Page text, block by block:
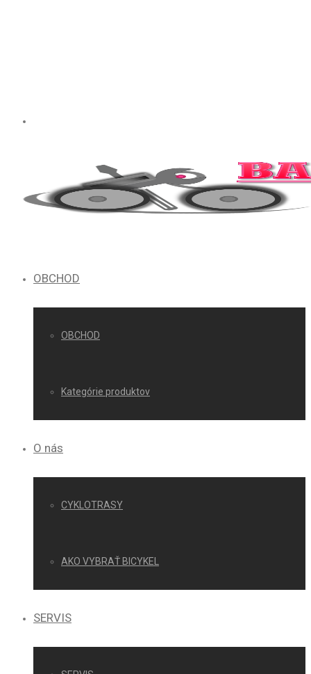
OBCHOD
OBCHOD
Kategórie produktov
O nás
CYKLOTRASY
AKO VYBRAŤ BICYKEL
SERVIS